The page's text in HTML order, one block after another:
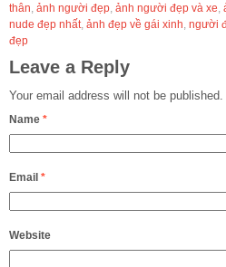
thân, ảnh người đẹp, ảnh người đẹp và xe,
nude đẹp nhất, ảnh đẹp về gái xinh, người
đẹp
Leave a Reply
Your email address will not be published.
Name *
Email *
Website